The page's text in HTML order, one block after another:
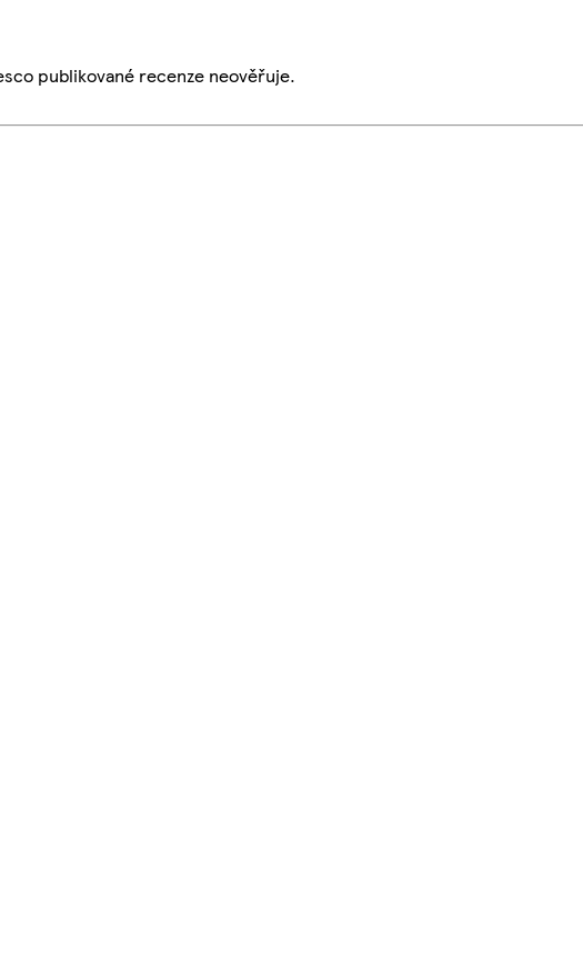
publikované recenze neověřuje.